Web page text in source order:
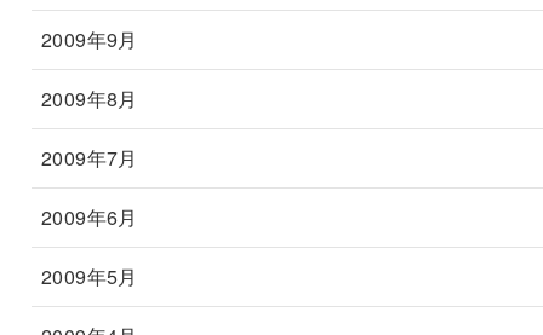
2009年9月
2009年8月
2009年7月
2009年6月
2009年5月